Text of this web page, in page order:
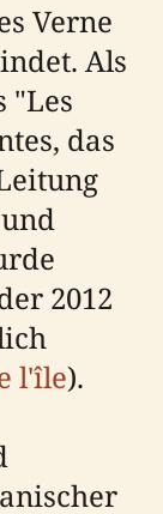
Verne
Als
"Les
das
2012
l'île).